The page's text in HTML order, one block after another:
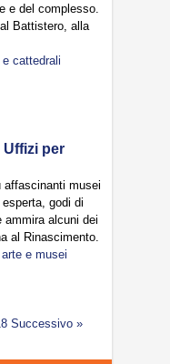
e del complesso.
Battistero, alla
cattedrali
Uffizi per
affascinanti musei
godi di
ammira alcuni dei
al Rinascimento.
e musei
Successivo »